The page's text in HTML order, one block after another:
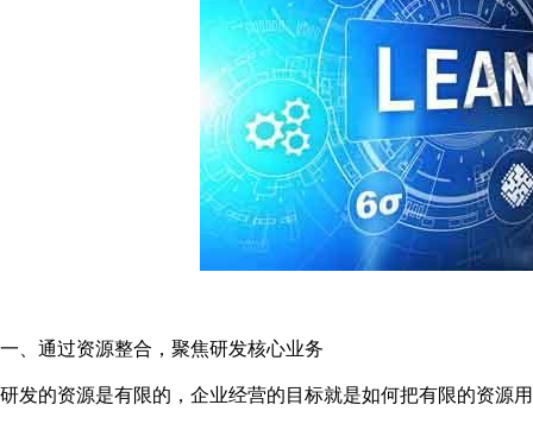
一、通过资源整合，聚焦研发核心业务
研发的资源是有限的，企业经营的目标就是如何把有限的资源